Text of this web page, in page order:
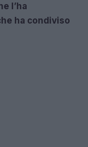
l’ha
ha condiviso